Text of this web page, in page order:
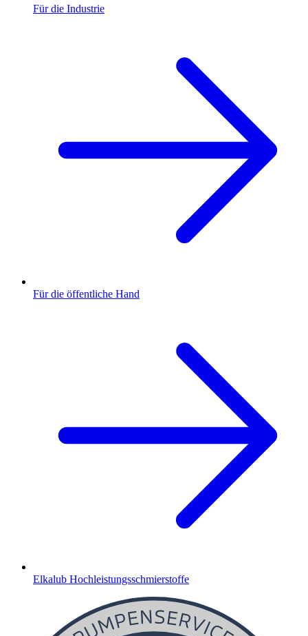
Für die Industrie
Für die öffentliche Hand
Elkalub Hochleistungsschmierstoffe